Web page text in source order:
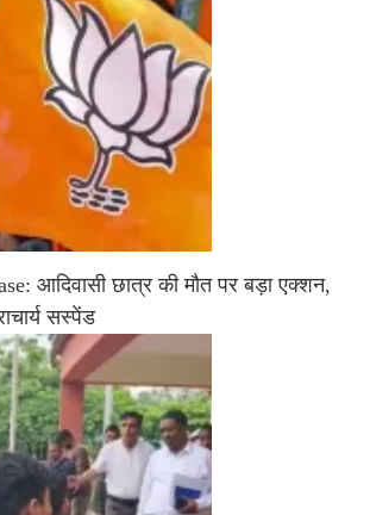
आदिवासी छात्र की मौत पर बड़ा एक्शन,
सस्पेंड